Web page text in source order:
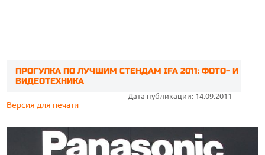
ПРОГУЛКА ПО ЛУЧШИМ СТЕНДАМ IFA 2011: ФОТО- И
ВИДЕОТЕХНИКА
Дата публикации: 14.09.2011
Версия для печати